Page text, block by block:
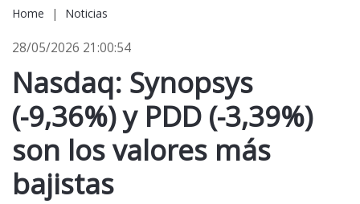
Home | Noticias
28/05/2026 21:00:54
Nasdaq: Synopsys
(-9,36%) y PDD (-3,39%)
son los valores más
bajistas